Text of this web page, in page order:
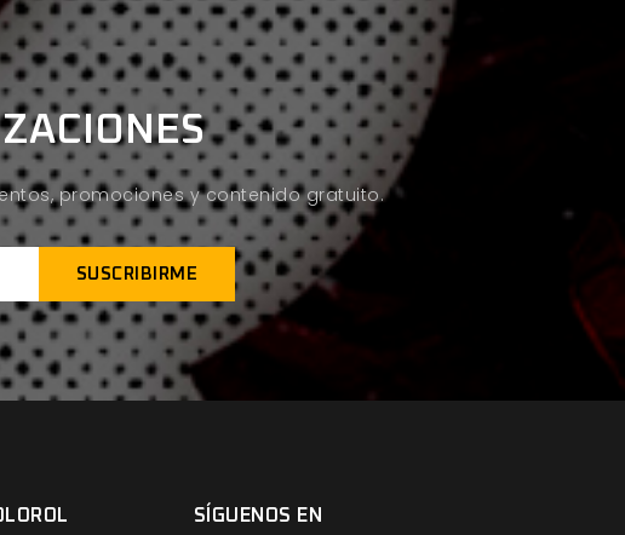
promociones y contenido gratuito.
SÍGUENOS EN